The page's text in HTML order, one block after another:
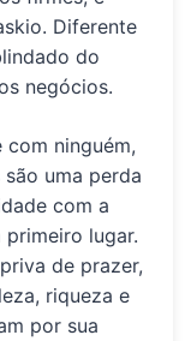
Diferente
do
negócios.
com ninguém,
uma perda
com a
lugar.
de prazer,
riqueza e
por sua